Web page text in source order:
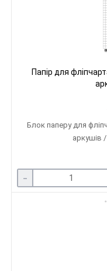
Папір для
Блок паперу для
аркушів /
-